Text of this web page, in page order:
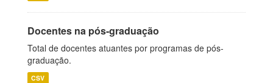
Docentes na pós-graduação
Total de docentes atuantes por programas de pós-
graduação.
CSV